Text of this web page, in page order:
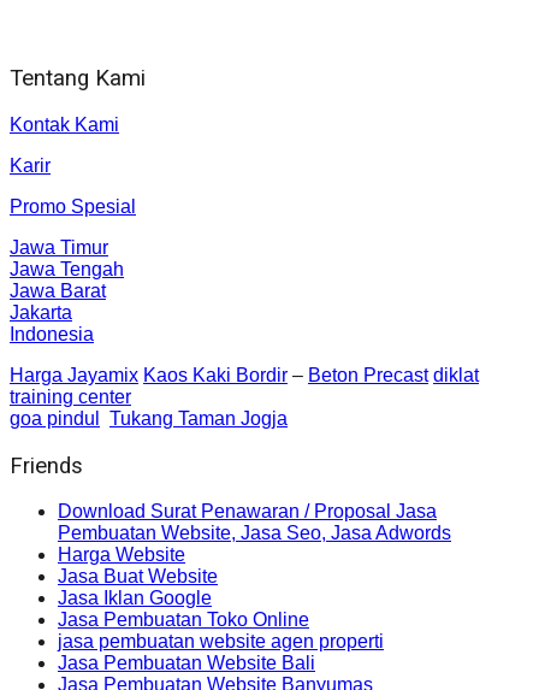
Tentang Kami
Kontak Kami
Karir
Promo Spesial
Jawa Timur
Jawa Tengah
Jawa Barat
Jakarta
Indonesia
Harga Jayamix Kaos Kaki Bordir – Beton Precast diklat
training center
goa pindul
Tukang Taman Jogja
Friends
Download Surat Penawaran / Proposal Jasa
Pembuatan Website, Jasa Seo, Jasa Adwords
Harga Website
Jasa Buat Website
Jasa Iklan Google
Jasa Pembuatan Toko Online
jasa pembuatan website agen properti
Jasa Pembuatan Website Bali
Jasa Pembuatan Website Banyumas